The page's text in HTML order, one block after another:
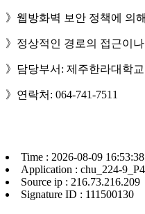
》웹방화벽 보안 정책에 의
》정상적인 경로의 접근이
》담당부서: 제주한라대학
》연락처: 064-741-7511
Time : 2026-08-09 16:53:38
Application : chu_224-
Source ip : 216.73.216.209
Signature ID : 111500130